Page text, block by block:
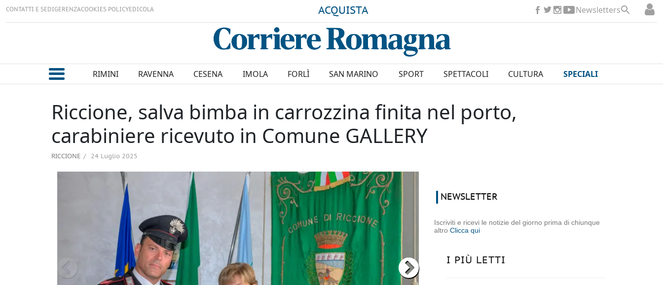
CONTATTI E SEDIGERENZACOOKIES POLICYEDICOLA ACQUISTA Newsletters
RIMINI RAVENNA CESENA IMOLA FORLÌ SAN MARINO SPORT SPETTACOLI CULTURA SPECIALI
Riccione, salva bimba in carrozzina finita nel porto,
carabiniere ricevuto in Comune GALLERY
RICCIONE 24 Luglio 2025
NEWSLETTER
Iscriviti e ricevi le notizie del giorno prima di chiunque
altroClicca qui
I PIÙ LETTI